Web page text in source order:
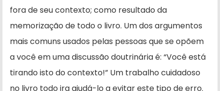
fora de seu contexto; como resultado da
memorização de todo o livro. Um dos argumentos
mais comuns usados pelas pessoas que se opõem
a você em uma discussão doutrinária é: “Você está
tirando isto do contexto!” Um trabalho cuidadoso
no livro todo ira ajudá-lo a evitar este tipo de erro.